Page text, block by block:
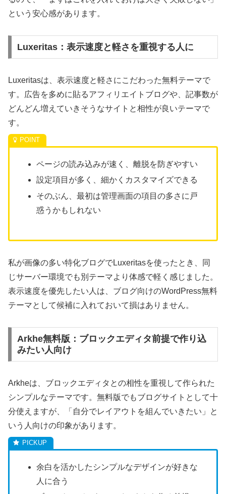
という安心感があります。
Luxeritas：表示速度と軽さを重視する人に
Luxeritasは、表示速度と軽さにこだわった無料テーマで
す。広告を多めに貼るアフィリエイトブログや、記事数が
どんどん増えていきそうなサイトと相性が良いテーマで
す。
ページの読み込みが速く、離脱を防ぎやすい
設定項目が多く、細かくカスタマイズできる
そのぶん、最初は管理画面の項目の多さに戸
惑うかもしれない
私が画像の多い特化ブログでLuxeritasを使ったとき、同
じサーバー環境でも別テーマより体感で軽く感じました。
表示速度を優先したい人は、ブログ向けのWordPress無料
テーマとして候補に入れておいて損はありません。
Arkhe無料版：ブロックエディタ前提で作り込
みたい人向け
Arkheは、ブロックエディタとの相性を重視して作られた
シンプルなテーマです。無料版でもブログサイトとして十
分使えますが、「自分でレイアウトを組んでいきたい」と
いう人向けの印象があります。
余白を活かしたシンプルなデザインが好きな
人に合う